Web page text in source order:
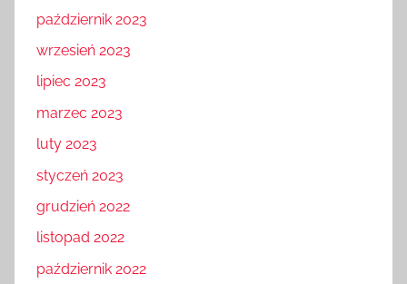
październik 2023
wrzesień 2023
lipiec 2023
marzec 2023
luty 2023
styczeń 2023
grudzień 2022
listopad 2022
październik 2022